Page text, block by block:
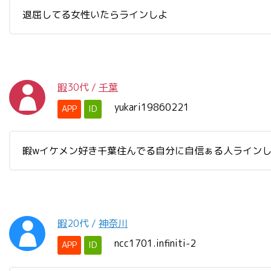
退屈してる女性いたらラインしよ
暇30代 / 千葉
APP ID yukari19860221
暇wイケメン好き千葉住んでる自分に自信ぁる人ライン
暇20代 / 神奈川
APP ID ncc1701.infiniti-2